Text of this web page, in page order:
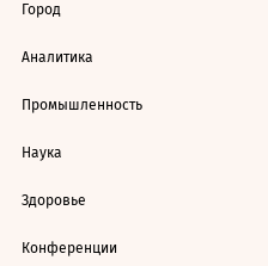
Город
Аналитика
Промышленность
Наука
Здоровье
Конференции